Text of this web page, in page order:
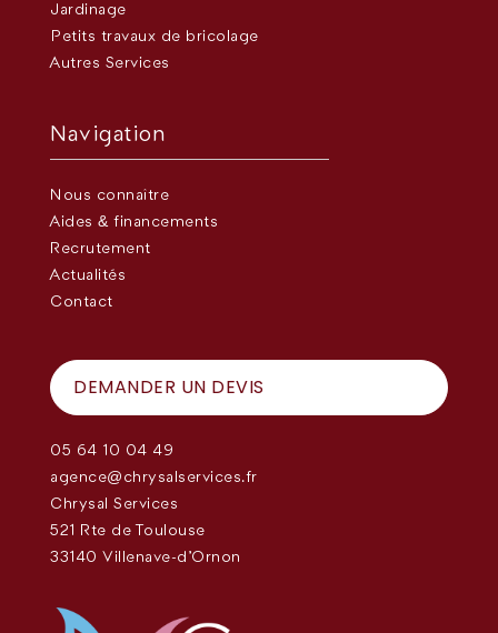
Jardinage
Petits travaux de bricolage
Autres Services
Navigation
Nous connaître
Aides & financements
Recrutement
Actualités
Contact
DEMANDER UN DEVIS
05 64 10 04 49
agence@chrysalservices.fr
Chrysal Services
521 Rte de Toulouse
33140 Villenave-d'Ornon